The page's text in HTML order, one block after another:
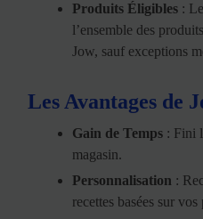
Produits Éligibles :
l’ensemble des
Jow, sauf exceptions
Les Avantages de
Gain de Temps : Fini
magasin.
Personnalisation :
recettes basées sur vos